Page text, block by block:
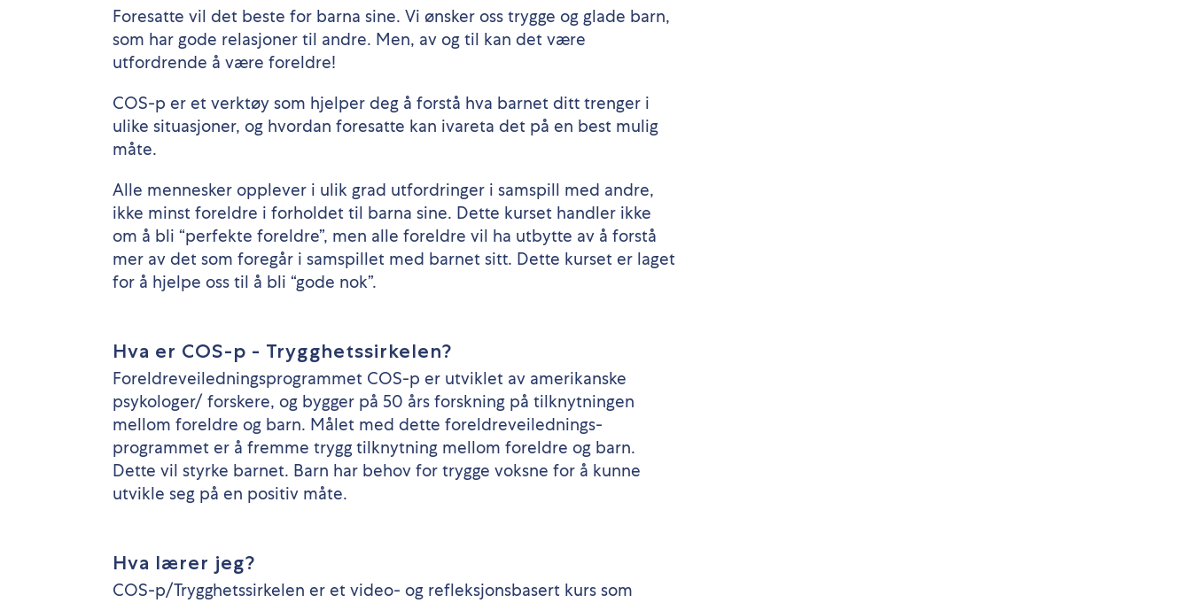
Foresatte vil det beste for barna sine. Vi ønsker oss trygge og glade barn,
som har gode relasjoner til andre. Men, av og til kan det være
utfordrende å være foreldre!
COS-p er et verktøy som hjelper deg å forstå hva barnet ditt trenger i
ulike situasjoner, og hvordan foresatte kan ivareta det på en best mulig
måte.
Alle mennesker opplever i ulik grad utfordringer i samspill med andre,
ikke minst foreldre i forholdet til barna sine. Dette kurset handler ikke
om å bli “perfekte foreldre”, men alle foreldre vil ha utbytte av å forstå
mer av det som foregår i samspillet med barnet sitt. Dette kurset er laget
for å hjelpe oss til å bli “gode nok”.
Hva er COS-p - Trygghetssirkelen?
Foreldreveiledningsprogrammet COS-p er utviklet av amerikanske
psykologer/ forskere, og bygger på 50 års forskning på tilknytningen
mellom foreldre og barn. Målet med dette foreldreveilednings-
programmet er å fremme trygg tilknytning mellom foreldre og barn.
Dette vil styrke barnet. Barn har behov for trygge voksne for å kunne
utvikle seg på en positiv måte.
Hva lærer jeg?
COS-p/Trygghetssirkelen er et video- og refleksjonsbasert kurs som